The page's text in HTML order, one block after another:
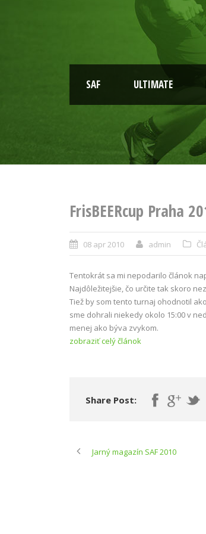
SAF ULTIMATE
FrisBEERcup Praha
08 apr 2010 admin
Tentokrát sa mi nepodarilo článok
Najdôležitejšie, čo určite tak skoro
Tiež by som tento turnaj ohodnotil
sme dohrali niekedy okolo 15:00 v
menej ako býva zvykom.
zobraziť celý článok
Share Post:
Jarný magazín SAF 2010